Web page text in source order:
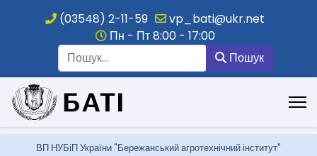
(03548) 2-11-59
vp_bati@ukr.net
Пн - Пт 8:00 - 17:00
Пошук
.
ВП НУБіП України "Бережанський агротехнічний інститут"